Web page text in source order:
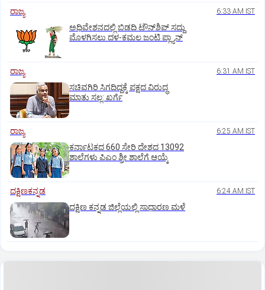
ರಾಜ್ಯ 6:33 AM IST
ಅಧಿವೇಶನದಲ್ಲಿ ಬಿಡದಿ ಟೌನ್‌ಶಿಪ್‌ ಸದ್ದು
ಮೊಳಗಿಸಲು ದಳ-ಕಮಲ ಜಂಟಿ ಪ್ಲ್ಯಾನ್‌
ರಾಜ್ಯ 6:31 AM IST
ಸಚಿವಗಿರಿ ಸಿಗದಿದ್ದಕ್ಕೆ ಪಕ್ಷದ ವಿರುದ್ಧ
ಮಾತು ಸಲ್ಲ: ಖರ್ಗೆ
ರಾಜ್ಯ 6:25 AM IST
ಕರ್ನಾಟಕದ 660 ಸೇರಿ ದೇಶದ 13092
ಶಾಲೆಗಳು ಪಿಎಂ ಶ್ರೀ ಶಾಲೆಗೆ ಆಯ್ಕೆ
ದಕ್ಷಿಣಕನ್ನಡ 6:24 AM IST
ದಕ್ಷಿಣ ಕನ್ನಡ ಜಿಲ್ಲೆಯಲ್ಲಿ ಸಾಧಾರಣ ಮಳೆ